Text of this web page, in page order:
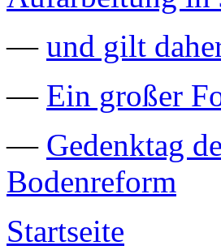
— und gilt
— Ein großer
— Gedenktag
Bodenreform
Startseite